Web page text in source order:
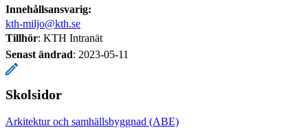
Innehållsansvarig:
kth-miljo@kth.se
Tillhör: KTH Intranät
Senast ändrad: 2023-05-11
Skolsidor
Arkitektur och samhällsbyggnad (ABE)